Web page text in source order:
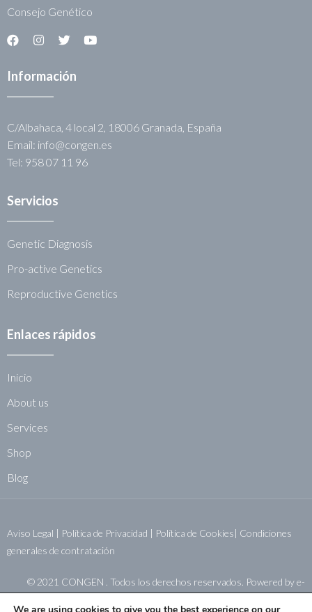
Consejo Genético
Información
C/Albahaca, 4 local 2, 18006 Granada, España
Email: info@congen.es
Tel: 958 07 11 96
Servicios
Genetic Diagnosis
Pro-active Genetics
Reproductive Genetics
Enlaces rápidos
Inicio
About us
Services
Shop
Blog
Aviso Legal | Política de Privacidad | Política de Cookies| Condiciones
generales de contratación
© 2021 CONGEN . Todos los derechos reservados. Powered bye-